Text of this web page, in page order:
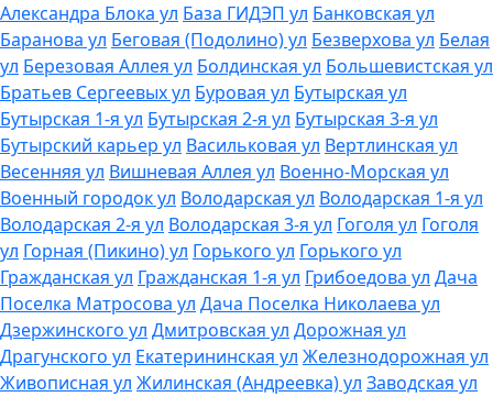
Александра Блока ул База ГИДЭП ул Банковская ул
Баранова ул Беговая (Подолино) ул Безверхова ул Белая
ул Березовая Аллея ул Болдинская ул Большевистская ул
Братьев Сергеевых ул Буровая ул Бутырская ул
Бутырская 1-я ул Бутырская 2-я ул Бутырская 3-я ул
Бутырский карьер ул Васильковая ул Вертлинская ул
Весенняя ул Вишневая Аллея ул Военно-Морская ул
Военный городок ул Володарская ул Володарская 1-я ул
Володарская 2-я ул Володарская 3-я ул Гоголя ул Гоголя
ул Горная (Пикино) ул Горького ул Горького ул
Гражданская ул Гражданская 1-я ул Грибоедова ул Дача
Поселка Матросова ул Дача Поселка Николаева ул
Дзержинского ул Дмитровская ул Дорожная ул
Драгунского ул Екатерининская ул Железнодорожная ул
Живописная ул Жилинская (Андреевка) ул Заводская ул